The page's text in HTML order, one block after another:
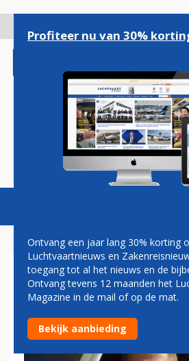
gaan
Magazine Podcasts
ARNOLD BURLAGE:
PAD
Profiteer nu van 30%
Ontvang een jaar lang 30% korting
Luchtvaartnieuws en
toegang tot al het nieuws en de
Ontvang tevens 12 maanden het
Magazine in de mail of op de mat.
Bekijk aanbieding